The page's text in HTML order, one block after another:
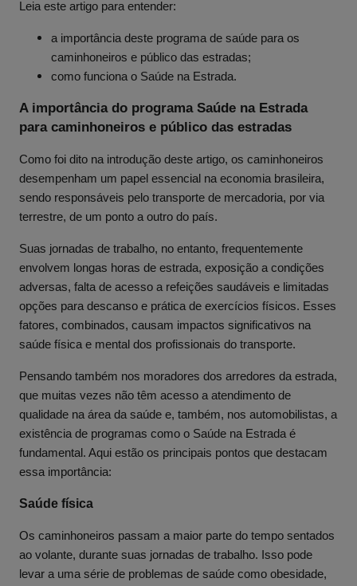
Leia este artigo para entender:
a importância deste programa de saúde para os
caminhoneiros e público das estradas;
como funciona o Saúde na Estrada.
A importância do programa Saúde na Estrada
para caminhoneiros e público das estradas
Como foi dito na introdução deste artigo, os caminhoneiros
desempenham um papel essencial na economia brasileira,
sendo responsáveis pelo transporte de mercadoria, por via
terrestre, de um ponto a outro do país.
Suas jornadas de trabalho, no entanto, frequentemente
envolvem longas horas de estrada, exposição a condições
adversas, falta de acesso a refeições saudáveis e limitadas
opções para descanso e prática de exercícios físicos. Esses
fatores, combinados, causam impactos significativos na
saúde física e mental dos profissionais do transporte.
Pensando também nos moradores dos arredores da estrada,
que muitas vezes não têm acesso a atendimento de
qualidade na área da saúde e, também, nos automobilistas, a
existência de programas como o Saúde na Estrada é
fundamental. Aqui estão os principais pontos que destacam
essa importância:
Saúde física
Os caminhoneiros passam a maior parte do tempo sentados
ao volante, durante suas jornadas de trabalho. Isso pode
levar a uma série de problemas de saúde como obesidade,